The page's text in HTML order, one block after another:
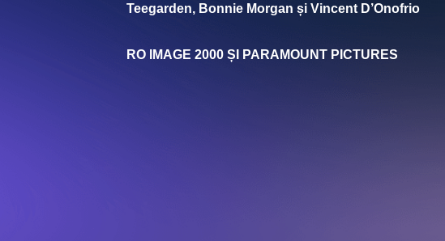
Teegarden, Bonnie Morgan și Vincent D’Onofrio
RO IMAGE 2000 ȘI PARAMOUNT PICTURES